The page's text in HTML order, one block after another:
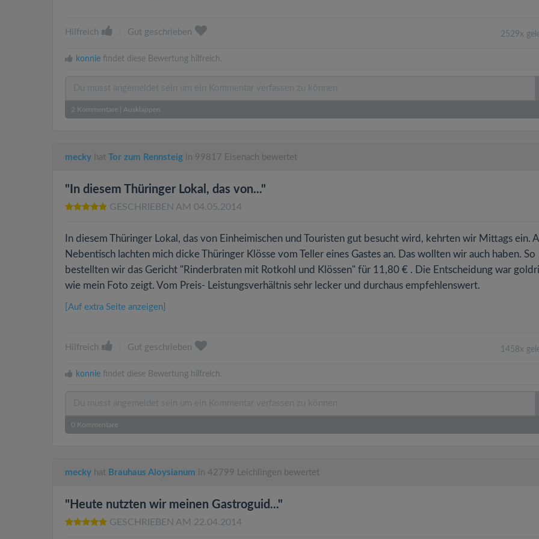
Hilfreich Gut geschrieben 2529x
konnie findet diese Bewertung hilfreich.
2 Kommentare Ausklappen
mecky hat Tor zum Rennsteig in 99817 Eisenach bewertet
"In diesem Thüringer Lokal, das von..."
GESCHRIEBEN AM 04.05.2014
In diesem Thüringer Lokal, das von Einheimischen und Touristen gut besucht wird, kehrten wir Mittags ein.
Nebentisch lachten mich dicke Thüringer Klösse vom Teller eines Gastes an. Das wollten wir auch haben. So
bestellten wir das Gericht "Rinderbraten mit Rotkohl und Klössen" für 11,80 € . Die Entscheidung war
wie mein Foto zeigt. Vom Preis- Leistungsverhältnis sehr lecker und durchaus empfehlenswert.
[Auf extra Seite anzeigen]
Hilfreich Gut geschrieben 1458x
konnie findet diese Bewertung hilfreich.
0 Kommentare
mecky hat Brauhaus Aloysianum in 42799 Leichlingen bewertet
"Heute nutzten wir meinen Gastroguid..."
GESCHRIEBEN AM 22.04.2014